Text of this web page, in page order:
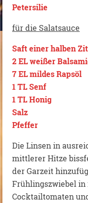
Petersilie
für die Salatsauce
Saft einer halben
2 EL weißer
7 EL mildes Rapsöl
1 TL Senf
1 TL Honig
Salz
Pfeffer
Die Linsen in
mittlerer Hitze
der Garzeit
Frühlingszwiebel in
Cocktailtomaten